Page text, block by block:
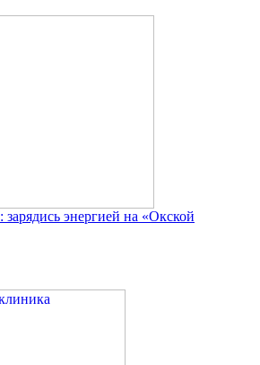
зарядись энергией на «Окской